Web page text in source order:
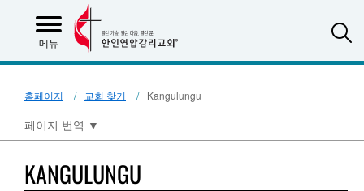
메뉴
홈페이지 교회 찾기 Kangulungu
페이지 번역 ▼
KANGULUNGU